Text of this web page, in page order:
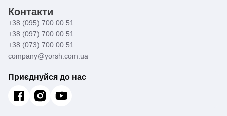
Контакти
+38 (095) 700 00 51
+38 (097) 700 00 51
+38 (073) 700 00 51
company@yorsh.com.ua
Приєднуйся до нас